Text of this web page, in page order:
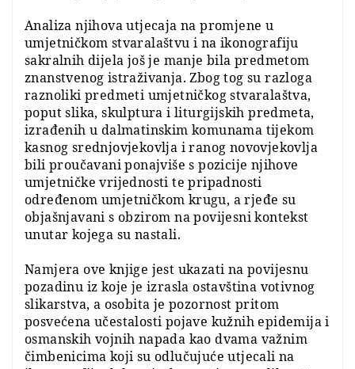
Analiza njihova utjecaja na promjene u
umjetničkom stvaralaštvu i na ikonografiju
sakralnih dijela još je manje bila predmetom
znanstvenog istraživanja. Zbog tog su razloga
raznoliki predmeti umjetničkog stvaralaštva,
poput slika, skulptura i liturgijskih predmeta,
izrađenih u dalmatinskim komunama tijekom
kasnog srednjovjekovlja i ranog novovjekovlja
bili proučavani ponajviše s pozicije njihove
umjetničke vrijednosti te pripadnosti
određenom umjetničkom krugu, a rjeđe su
objašnjavani s obzirom na povijesni kontekst
unutar kojega su nastali.
Namjera ove knjige jest ukazati na povijesnu
pozadinu iz koje je izrasla ostavština votivnog
slikarstva, a osobita je pozornost pritom
posvećena učestalosti pojave kužnih epidemija i
osmanskih vojnih na­pada kao dvama važnim
čimbenicima koji su odlučujuće utjecali na